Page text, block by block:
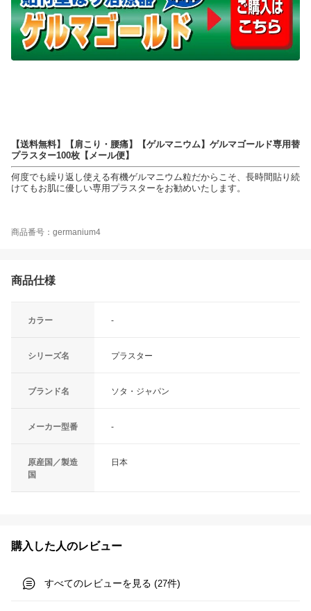
【送料無料】【肩こり・腰痛】【ゲルマニウム】ゲルマゴールド専用替
プラスター100枚【メール便】
何度でも繰り返し使える有機ゲルマニウム粒だからこそ、長時間貼り続
けてもお肌に優しい専用プラスターをお勧めいたします。
商品番号：germanium4
商品仕様
カラー -
シリーズ名 プラスター
ブランド名 ソタ・ジャパン
メーカー型番 -
原産国／製造
国
日本
購入した人のレビュー
すべてのレビューを見る (27件)